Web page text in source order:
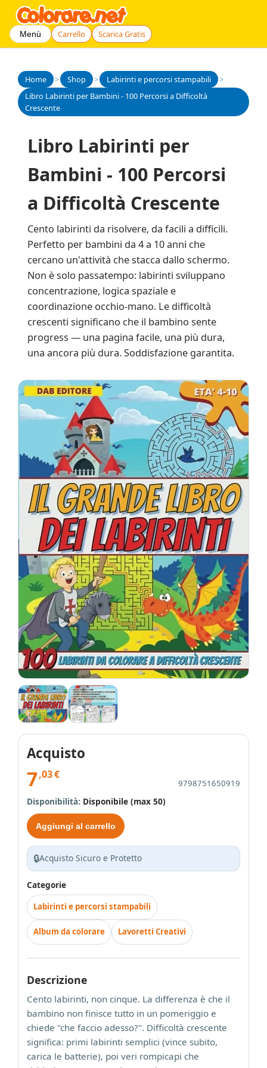
Menù Carrello Scarica Gratis
Home > Shop > Labirinti e percorsi stampabili
>
Libro Labirinti per Bambini - 100 Percorsi a Difficoltà
Crescente
Libro Labirinti per
Bambini - 100 Percorsi
a Difficoltà Crescente
Cento labirinti da risolvere, da facili a difficili.
Perfetto per bambini da 4 a 10 anni che
cercano un'attività che stacca dallo schermo.
Non è solo passatempo: labirinti sviluppano
concentrazione, logica spaziale e
coordinazione occhio-mano. Le difficoltà
crescenti significano che il bambino sente
progress — una pagina facile, una più dura,
una ancora più dura. Soddisfazione garantita.
Acquisto
7,03€
9798751650919
Disponibilità: Disponibile (max 50)
Aggiungi al carrello
🔒Acquisto Sicuro e Protetto
Categorie
Labirinti e percorsi stampabili
Album da colorare Lavoretti Creativi
Descrizione
Cento labirinti, non cinque. La differenza è che il
bambino non finisce tutto in un pomeriggio e
chiede "che faccio adesso?". Difficoltà crescente
significa: primi labirinti semplici (vince subito,
carica le batterie), poi veri rompicapi che